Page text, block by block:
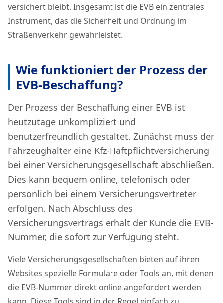
versichert bleibt. Insgesamt ist die EVB ein zentrales
Instrument, das die Sicherheit und Ordnung im
Straßenverkehr gewährleistet.
Wie funktioniert der Prozess der
EVB-Beschaffung?
Der Prozess der Beschaffung einer EVB ist
heutzutage unkompliziert und
benutzerfreundlich gestaltet. Zunächst muss der
Fahrzeughalter eine Kfz-Haftpflichtversicherung
bei einer Versicherungsgesellschaft abschließen.
Dies kann bequem online, telefonisch oder
persönlich bei einem Versicherungsvertreter
erfolgen. Nach Abschluss des
Versicherungsvertrags erhält der Kunde die EVB-
Nummer, die sofort zur Verfügung steht.
Viele Versicherungsgesellschaften bieten auf ihren
Websites spezielle Formulare oder Tools an, mit denen
die EVB-Nummer direkt online angefordert werden